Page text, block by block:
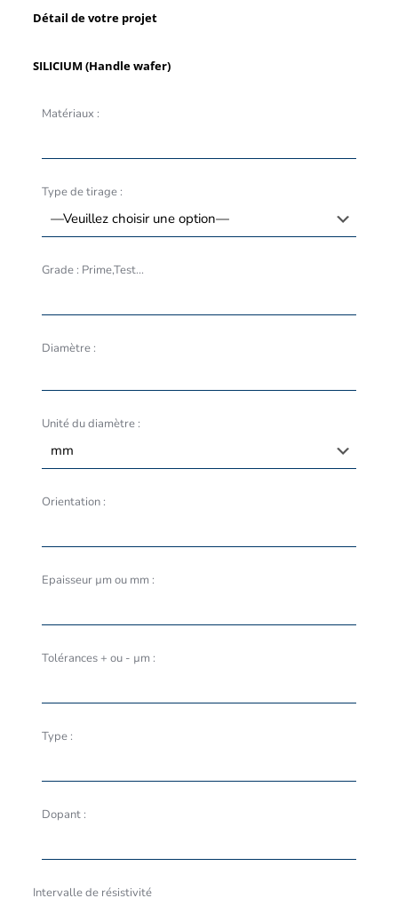
Détail de votre projet
SILICIUM (Handle wafer)
Matériaux :
Type de tirage :
Grade : Prime,Test...
Diamètre :
Unité du diamètre :
Orientation :
Epaisseur µm ou mm :
Tolérances + ou - µm :
Type :
Dopant :
Intervalle de résistivité